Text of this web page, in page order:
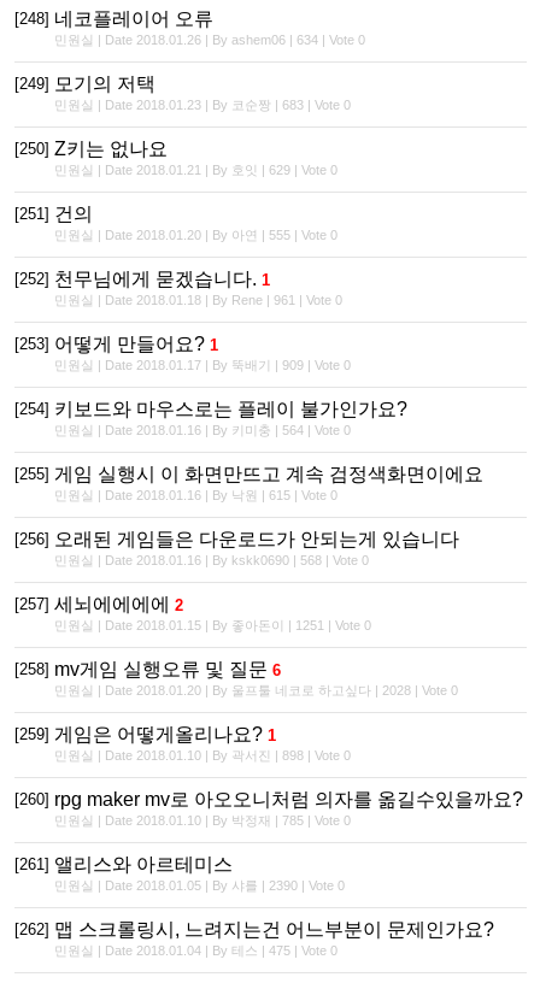
[248] 네코플레이어 오류
민원실 | Date 2018.01.26 | By ashem06 | 634 | Vote 0
[249] 모기의 저택
민원실 | Date 2018.01.23 | By 코순짱 | 683 | Vote 0
[250] Z키는 없나요
민원실 | Date 2018.01.21 | By 호잇 | 629 | Vote 0
[251] 건의
민원실 | Date 2018.01.20 | By 아연 | 555 | Vote 0
[252] 천무님에게 묻겠습니다. 1
민원실 | Date 2018.01.18 | By Rene | 961 | Vote 0
[253] 어떻게 만들어요? 1
민원실 | Date 2018.01.17 | By 뚝배기 | 909 | Vote 0
[254] 키보드와 마우스로는 플레이 불가인가요?
민원실 | Date 2018.01.16 | By 키미충 | 564 | Vote 0
[255] 게임 실행시 이 화면만뜨고 계속 검정색화면이에요
민원실 | Date 2018.01.16 | By 낙원 | 615 | Vote 0
[256] 오래된 게임들은 다운로드가 안되는게 있습니다
민원실 | Date 2018.01.16 | By kskk0690 | 568 | Vote 0
[257] 세뇌에에에에 2
민원실 | Date 2018.01.15 | By 좋아돈이 | 1251 | Vote 0
[258] mv게임 실행오류 및 질문 6
민원실 | Date 2018.01.20 | By 울프툴 네코로 하고싶다 | 2028 | Vote 0
[259] 게임은 어떻게올리나요? 1
민원실 | Date 2018.01.10 | By 곽서진 | 898 | Vote 0
[260] rpg maker mv로 아오오니처럼 의자를 옮길수있을까요?
민원실 | Date 2018.01.10 | By 박정재 | 785 | Vote 0
[261] 앨리스와 아르테미스
민원실 | Date 2018.01.05 | By 샤를 | 2390 | Vote 0
[262] 맵 스크롤링시, 느려지는건 어느부분이 문제인가요?
민원실 | Date 2018.01.04 | By 테스 | 475 | Vote 0